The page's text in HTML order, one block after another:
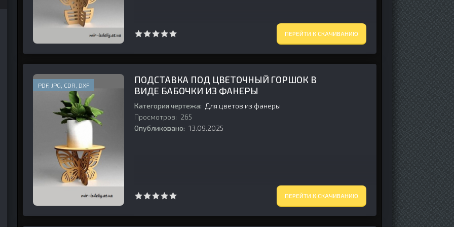
ПЕРЕЙТИ К СКАЧИВАНИЮ
PDF, JPG, CDR, DXF
ПОДСТАВКА ПОД ЦВЕТОЧНЫЙ ГОРШОК В
ВИДЕ БАБОЧКИ ИЗ ФАНЕРЫ
Категория чертежа: Для цветов из фанеры
Просмотров: 265
Опубликовано: 13.09.2025
ПЕРЕЙТИ К СКАЧИВАНИЮ